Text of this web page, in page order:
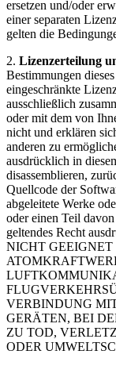
ersetzen und/oder
einer separaten
gelten die
2. Lizenzerteilung
Bestimmungen
eingeschränkte
ausschließlich
oder mit dem von
nicht und erklären
anderen zu
ausdrücklich in
disassemblieren,
Quellcode der
abgeleitete Werke
oder einen Teil
geltendes Recht
NICHT
VERBINDUNG
GERÄTEN, BEI
ZU TOD,
ODER